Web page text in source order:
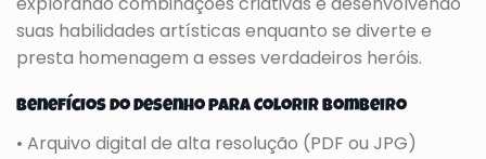
suas habilidades artísticas enquanto se diverte e
presta homenagem a esses verdadeiros heróis.
Benefícios do Desenho para Colorir Bombeiro
• Arquivo digital de alta resolução (PDF ou JPG)